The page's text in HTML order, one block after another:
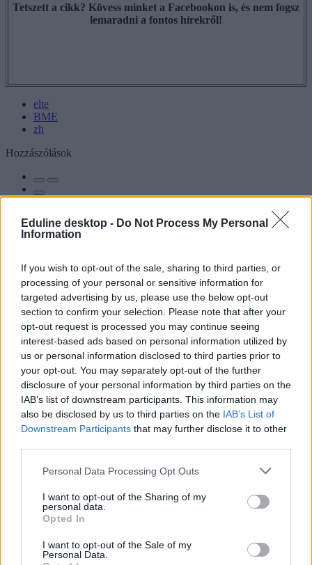
Eduline desktop - Do Not Process My Personal
Information
If you wish to opt-out of the sale, sharing to third parties, or
processing of your personal or sensitive information for
targeted advertising by us, please use the below opt-out
section to confirm your selection. Please note that after your
opt-out request is processed you may continue seeing
interest-based ads based on personal information utilized by
us or personal information disclosed to third parties prior to
your opt-out. You may separately opt-out of the further
disclosure of your personal information by third parties on the
IAB’s list of downstream participants. This information may
also be disclosed by us to third parties on the IAB’s List of
Downstream Participants that may further disclose it to other
Personal Data Processing Opt Outs
I want to opt-out of the Sharing of my
personal data.
Opted In
I want to opt-out of the Sale of my
Personal Data.
Tetszett a cikk? Kövess minket a Facebookon is, és nem fogsz
lemaradni a fontos hírekről!
elte
BME
zh
Hozzászólások
Több mint kétszer annyi diák jutott be a
felsőoktatásba, mint ahány kollégiumi férőhely
összesen van
Nemcsak abban vannak jelentős különbségek az egyetemek között,
hogy hány kollégiumi férőhely jut a hallgatókra, a térítési díj összege
sem egységes. Míg a BME-n 100 újonnan felvett egyetemistára 76
férőhely jut, a BGE-n mindössze 16, a legolcsóbb havi kollégiumi
díjak pedig 9300 és 25 500 forint között mozognak a vizsgált
intézményekben. Megnéztük, hol mekkora a kollégiumi kapacitás,
mennyit kell fizetni, és mi alapján dől el, hogy ki költözhet be.
Felsőoktatás
Dolgoznának az egyetem mellett, mégsem
levelezős hallgatót érinthet a szabály
tagozatos hallgató vagyok, egyből húzni kezdték a szájukat” –
számolt be tapasztalatairól az Eduline-nak egy egyetemista. Példája